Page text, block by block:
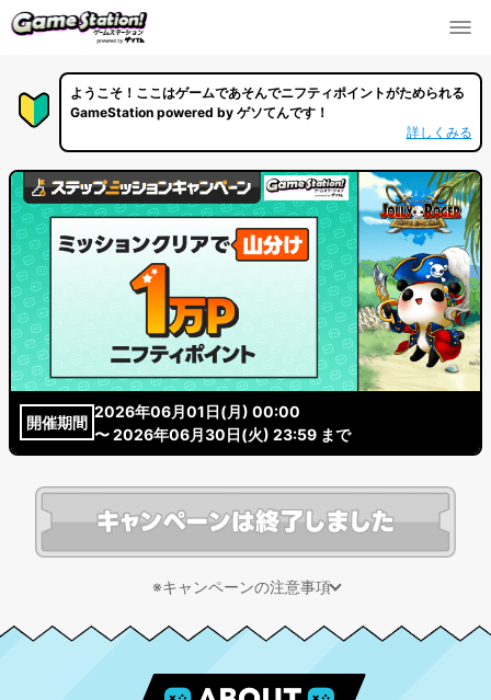
ようこそ！ここはゲームであそんでニフティポイントがためられる
GameStation powered by ゲソてんです！
詳しくみる
開催期間
2026年06月01日(月) 00:00
〜 2026年06月30日(火) 23:59 まで
※キャンペーンの注意事項